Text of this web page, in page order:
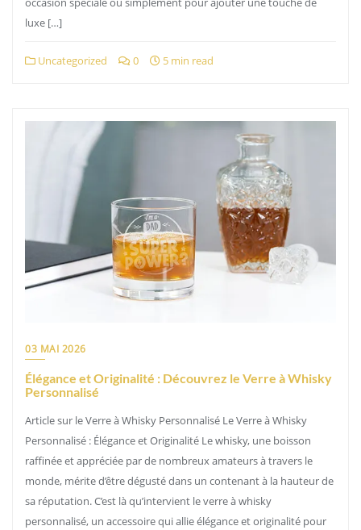
luxe […]
Uncategorized 0 5 min read
03 MAI 2026
Élégance et Originalité : Découvrez le Verre à Whisky
Personnalisé
Article sur le Verre à Whisky Personnalisé Le Verre à Whisky
Personnalisé : Élégance et Originalité Le whisky, une boisson
raffinée et appréciée par de nombreux amateurs à travers le
monde, mérite d’être dégusté dans un contenant à la hauteur de
sa réputation. C’est là qu’intervient le verre à whisky
personnalisé, un accessoire qui allie élégance et originalité pour